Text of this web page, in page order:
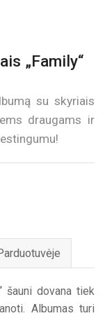
„Family“
su skyriais
draugams ir
šauni dovana tiek
Albumas turi